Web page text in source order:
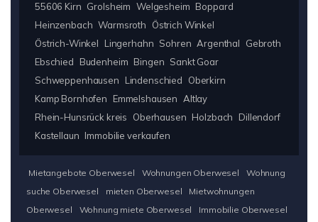
55606 Kirn Grolsheim Welgesheim Boppard
Heinzenbach Warmsroth
Östrich Winkel
Östrich-Winkel
Lingerhahn Sohren Argenthal
Gebroth
Ebschied
Budenheim Bingen Sankt Goar
Schweppenhausen
Lindenschied
Oberkirn
Kamp Bornhofen
Emmelshausen Altlay
Rhein-Hunsrück kreis
Oberhausen Holzbach
Dillendorf
Kastellaun Immobilie verkaufen
Mietangebote Oberwesel Wohnungen Oberwesel
Wohnung
suche Oberwesel
mieten Oberwesel
Mietwohnungen
Oberwesel
Wohnung miete Oberwesel
Immobilie Oberwesel